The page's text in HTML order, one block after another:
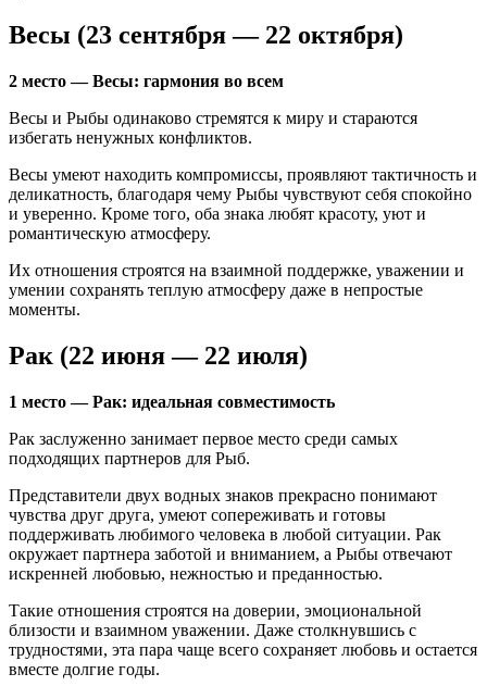
Весы (23 сентября — 22 октября)
2 место — Весы: гармония во всем
Весы и Рыбы одинаково стремятся к миру и стараются
избегать ненужных конфликтов.
Весы умеют находить компромиссы, проявляют тактичность и
деликатность, благодаря чему Рыбы чувствуют себя спокойно
и уверенно. Кроме того, оба знака любят красоту, уют и
романтическую атмосферу.
Их отношения строятся на взаимной поддержке, уважении и
умении сохранять теплую атмосферу даже в непростые
моменты.
Рак (22 июня — 22 июля)
1 место — Рак: идеальная совместимость
Рак заслуженно занимает первое место среди самых
подходящих партнеров для Рыб.
Представители двух водных знаков прекрасно понимают
чувства друг друга, умеют сопереживать и готовы
поддерживать любимого человека в любой ситуации. Рак
окружает партнера заботой и вниманием, а Рыбы отвечают
искренней любовью, нежностью и преданностью.
Такие отношения строятся на доверии, эмоциональной
близости и взаимном уважении. Даже столкнувшись с
трудностями, эта пара чаще всего сохраняет любовь и остается
вместе долгие годы.